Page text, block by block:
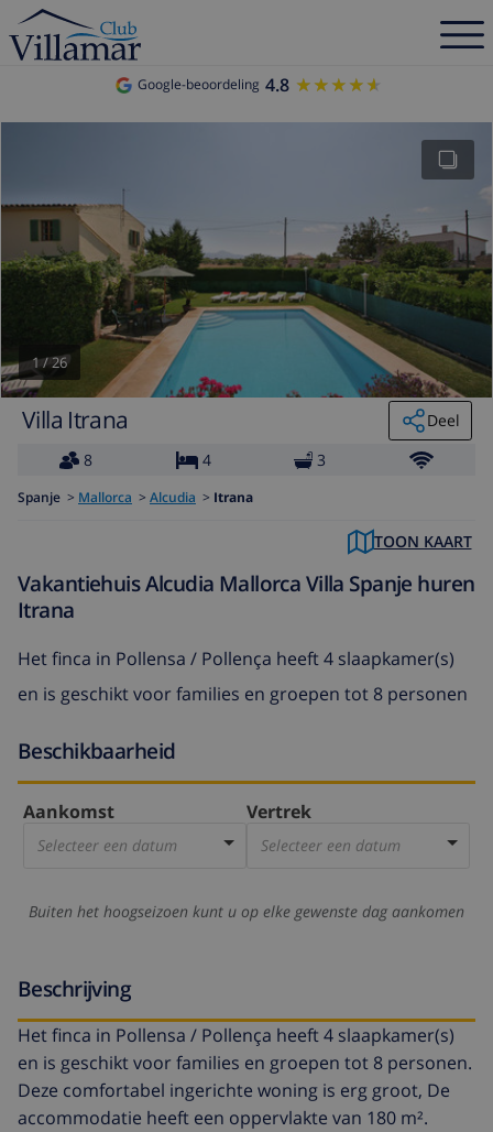
Google-beoordeling 4.8 ★★★★★
★★★★★
1/26
Villa Itrana
Deel
8
4 3
Spanje > Mallorca > Alcudia > Itrana
TOON KAART
Vakantiehuis Alcudia Mallorca Villa Spanje huren
Itrana
Hetfinca in Pollensa / Pollença heeft 4 slaapkamer(s)
en is geschikt voor families en groepen tot 8 personen
Beschikbaarheid
Aankomst
Selecteer een datum
Vertrek
Selecteer een datum
Buiten het hoogseizoen kunt u op elke gewenste dag aankomen
Beschrijving
Het finca in Pollensa / Pollença heeft 4 slaapkamer(s)
en is geschikt voor families en groepen tot 8 personen.
Deze comfortabel ingerichte woning is erg groot, De
accommodatie heeft een oppervlakte van 180 m².